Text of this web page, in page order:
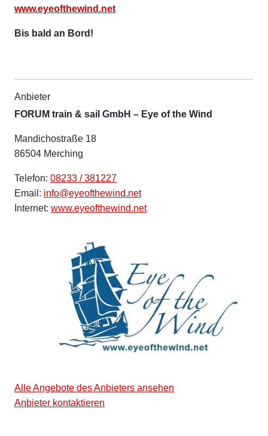
www.eyeofthewind.net
Bis bald an Bord!
Anbieter
FORUM train & sail GmbH – Eye of the Wind
Mandichostraße 18
86504 Merching
Telefon: 08233 / 381227
Email: info@eyeofthewind.net
Internet: www.eyeofthewind.net
Alle Angebote des Anbieters ansehen
Anbieter kontaktieren